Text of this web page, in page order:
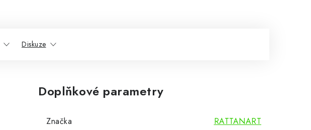
Diskuze
Doplňkové parametry
Značka RATTANART